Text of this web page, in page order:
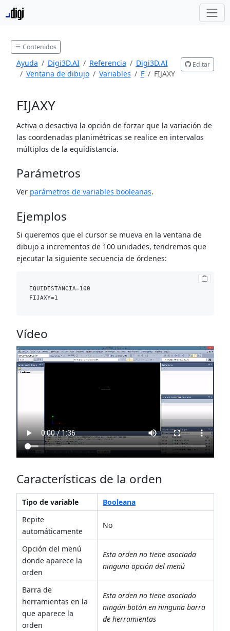
Contenidos
Ayuda Digi3D.AI Referencia
Digi3D.AI
Ventana de dibujo
Variables F FIJAXY
Editar
FIJAXY
Activa o desactiva la opción de forzar que la variación de
las coordenadas planimétricas se realice en intervalos
múltiplos de la equidistancia.
Parámetros
Ver parámetros de variables booleanas.
Ejemplos
Si queremos que el cursor se mueva en la ventana de
dibujo a incrementos de 100 unidades, tendremos que
ejecutar la siguiente secuencia de órdenes:
EQUIDISTANCIA=100
Vídeo
Características de la orden
Tipo de variable
Booleana
Repite
automáticamente
No
Opción del menú
donde aparece la
orden
Esta orden no tiene asociada
ninguna opción del menú
Barra de
herramientas en la
que aparece la
orden
Esta orden no tiene asociado
ningún botón en ninguna barra
de herramientas